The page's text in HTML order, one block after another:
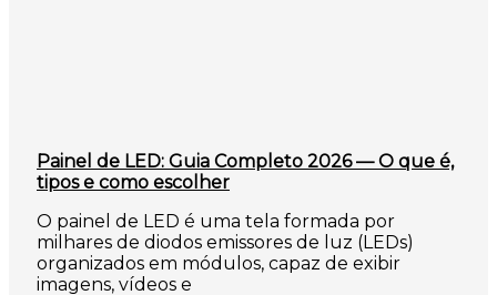
Painel de LED: Guia Completo 2026 — O que é,
tipos e como escolher
O painel de LED é uma tela formada por
milhares de diodos emissores de luz (LEDs)
organizados em módulos, capaz de exibir
imagens, vídeos e